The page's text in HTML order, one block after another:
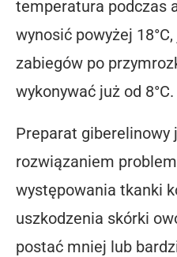
temperatura podczas
wynosić powyżej
zabiegów po
wykonywać już od 8°C.
Preparat giberelinowy
rozwiązaniem
występowania tkanki
uszkodzenia skórki
postać mniej lub